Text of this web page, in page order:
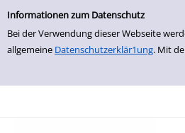
Neuerwerbungen
Informationen zum Datenschutz
Bei der Verwendung dieser Webseite
allgemeine Datenschutzerklär1ung. Mit
zur Navigation springen
zum Inhalt springen